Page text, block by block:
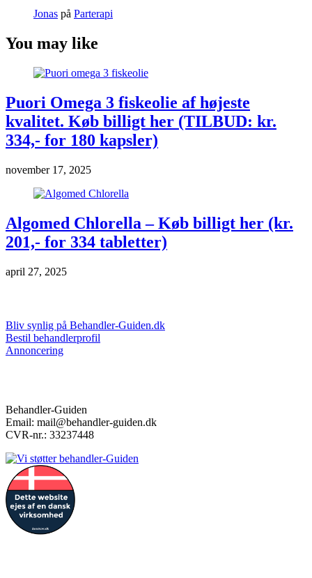
Jonas på Parterapi
You may like
Puori Omega 3 fiskeolie af højeste
kvalitet. Køb billigt her (TILBUD: kr.
334,- for 180 kapsler)
november 17, 2025
Algomed Chlorella – Køb billigt her (kr.
201,- for 334 tabletter)
april 27, 2025
Bliv synlig på Behandler-Guiden.dk
Bestil behandlerprofil
Annoncering
Behandler-Guiden
Email: mail@behandler-guiden.dk
CVR-nr.: 33237448